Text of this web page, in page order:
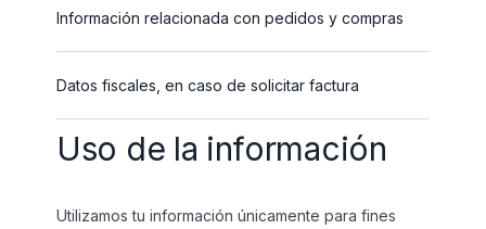
Información relacionada con pedidos y compras
Datos fiscales, en caso de solicitar factura
Uso de la información
Utilizamos tu información únicamente para fines